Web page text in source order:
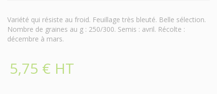
Variété qui résiste au froid. Feuillage très bleuté. Belle sélection.
Nombre de graines au g : 250/300. Semis : avril. Récolte :
décembre à mars.
5,75 € HT